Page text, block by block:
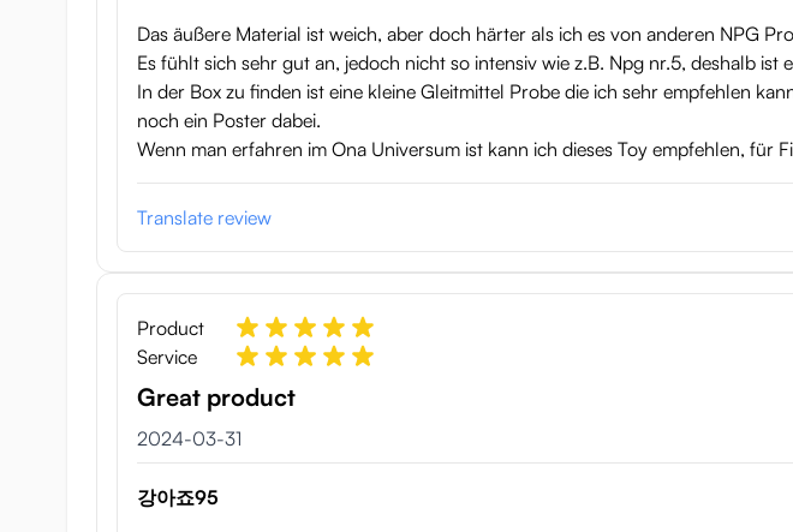
Tunnelns längd: 13 cm (uppskattning)
Inkluderar: Poster av Eimi Fukada
Inkluderar: Gratis flaska av lösvaginamedel (vattenbaserat glidmedel)
Das äußere Material ist weich, aber doch härter als ich es von anderen NPG
Es fühlt sich sehr gut an, jedoch nicht so intensiv wie z.B. Npg nr.5, deshalb
In der Box zu finden ist eine kleine Gleitmittel Probe die ich sehr empfehlen
noch ein Poster dabei.
Wenn man erfahren im Ona Universum ist kann ich dieses Toy empfehlen,
Translate review
Product
Service
Great product
31 mars 2024
2024-03-31
강아죠95